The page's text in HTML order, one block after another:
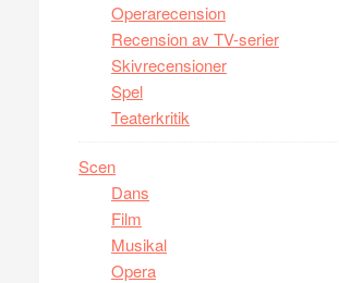
Operarecension
Recension av TV-serier
Skivrecensioner
Spel
Teaterkritik
Scen
Dans
Film
Musikal
Opera